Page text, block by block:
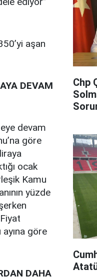
aşan
DEVAM
devam
göre
ocak
Kamu
yüzde
ayına göre
DAHA
Chp